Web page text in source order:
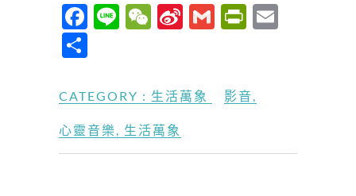
F
b
o
o
Li
W
h
at
Si
W
G
P
Fr
CATEGORY : 生活萬象 影音,
心靈音樂, 生活萬象